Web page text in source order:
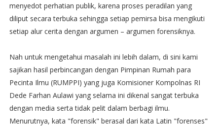
menyedot perhatian publik, karena proses peradilan yang
diliput secara terbuka sehingga setiap pemirsa bisa mengikuti
setiap alur cerita dengan argumen – argumen forensiknya.
Nah untuk mengetahui masalah ini lebih dalam, di sini kami
sajikan hasil perbincangan dengan Pimpinan Rumah para
Pecinta Ilmu (RUMPPI) yang juga Komisioner Kompolnas RI
Dede Farhan Aulawi yang selama ini dikenal sangat terbuka
dengan media serta tidak pelit dalam berbagi ilmu.
Menurutnya, kata "forensik" berasal dari kata Latin "forenses"